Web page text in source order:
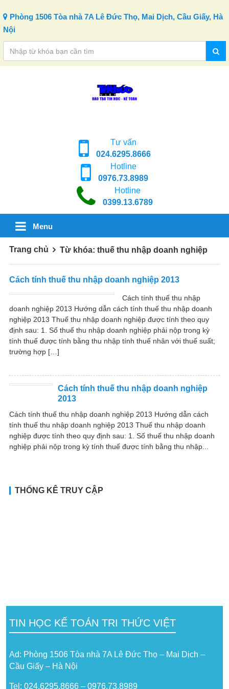
Phòng 1506 Tòa nhà 7A Lê Đức Thọ, Mai Dịch, Cầu Giấy, Hà
Nội
Tư vấn
024.6295.8666
Hotline
0976.73.8989
Hotline
0399.13.6789
Menu
Trang chủ Từ khóa: thuế thu nhập doanh nghiệp
Cách tính thuế thu nhập doanh nghiệp 2013
Cách tính thuế thu nhập
doanh nghiệp 2013 Hướng dẫn cách tính thuế thu nhập doanh
nghiệp 2013 Thuế thu nhập doanh nghiệp được tính theo quy
định sau: 1. Số thuế thu nhập doanh nghiệp phải nộp trong kỳ
tính thuế được tính bằng thu nhập tính thuế nhân với thuế suất;
trường hợp […]
Cách tính thuế thu nhập doanh nghiệp
2013
Cách tính thuế thu nhập doanh nghiệp 2013 Hướng dẫn cách
tính thuế thu nhập doanh nghiệp 2013 Thuế thu nhập doanh
nghiệp được tính theo quy định sau: 1. Số thuế thu nhập doanh
nghiệp phải nộp trong kỳ tính thuế được tính bằng thu nhập...
THỐNG KÊ TRUY CẬP
TIN HỌC KẾ TOÁN TRI THỨC VIỆT
Ad: Phòng 1506 Tòa nhà 7A Lê Đức Thọ – Mai Dịch –
Cầu Giấy – Hà Nội
Tel: 024.6295.8666 – 0976.73.8989